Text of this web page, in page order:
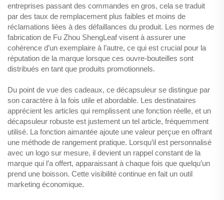
entreprises passant des commandes en gros, cela se traduit
par des taux de remplacement plus faibles et moins de
réclamations liées à des défaillances du produit. Les normes de
fabrication de Fu Zhou ShengLeaf visent à assurer une
cohérence d’un exemplaire à l’autre, ce qui est crucial pour la
réputation de la marque lorsque ces ouvre-bouteilles sont
distribués en tant que produits promotionnels.
Du point de vue des cadeaux, ce décapsuleur se distingue par
son caractère à la fois utile et abordable. Les destinataires
apprécient les articles qui remplissent une fonction réelle, et un
décapsuleur robuste est justement un tel article, fréquemment
utilisé. La fonction aimantée ajoute une valeur perçue en offrant
une méthode de rangement pratique. Lorsqu’il est personnalisé
avec un logo sur mesure, il devient un rappel constant de la
marque qui l’a offert, apparaissant à chaque fois que quelqu’un
prend une boisson. Cette visibilité continue en fait un outil
marketing économique.